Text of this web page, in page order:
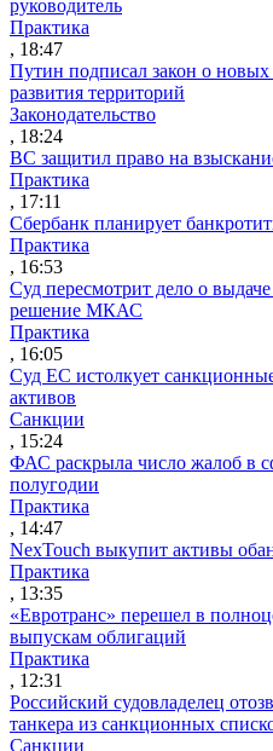
руководитель
Практика
, 18:47
Путин подписал закон о
развития территорий
Законодательство
, 18:24
ВС защитил право на
Практика
, 17:11
Сбербанк планирует
Практика
, 16:53
Суд пересмотрит дело о
решение МКАС
Практика
, 16:05
Суд ЕС истолкует
активов
Санкции
, 15:24
ФАС раскрыла число жалоб в
полугодии
Практика
, 14:47
NexTouch выкупит активы
Практика
, 13:35
«Евротранс» перешел в
выпускам облигаций
Практика
, 12:31
Российский судовладелец
танкера из санкционных
Санкции